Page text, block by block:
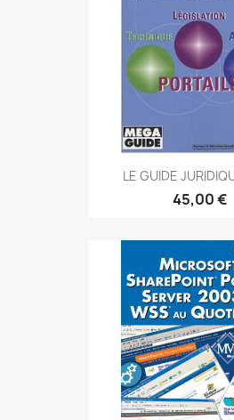
LE GUIDE
45,00 €